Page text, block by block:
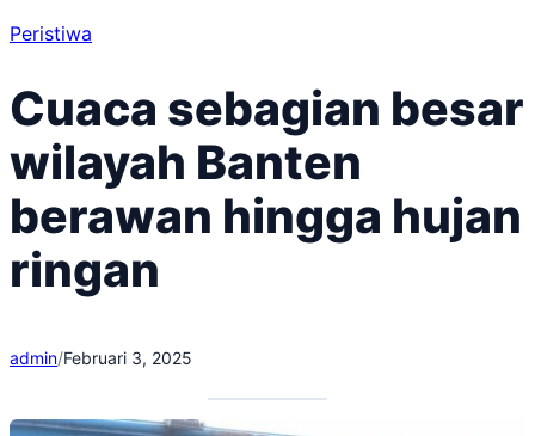
Peristiwa
Cuaca sebagian besar
wilayah Banten
berawan hingga hujan
ringan
admin/Februari 3, 2025